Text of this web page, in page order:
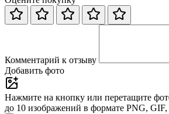
Комментарий к отзыву
Добавить фото
Нажмите на кнопку или перетащите
до 10 изображений в формате PNG,